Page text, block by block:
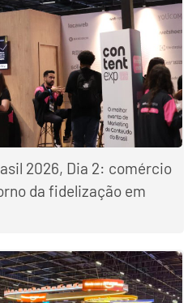
2026, Dia 2: comércio
da fidelização em